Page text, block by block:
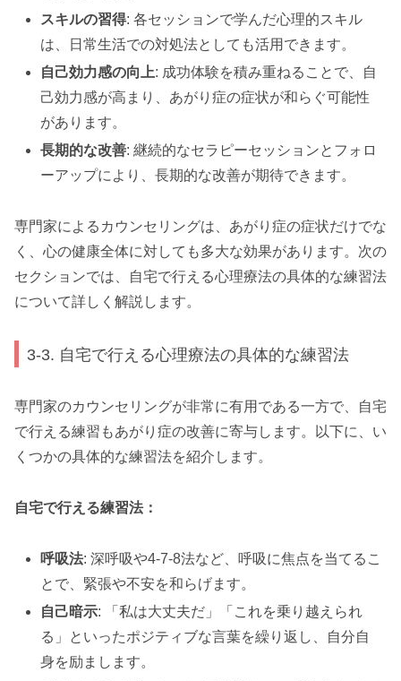
スキルの習得: 各セッションで学んだ心理的スキル
は、日常生活での対処法としても活用できます。
自己効力感の向上: 成功体験を積み重ねることで、自
己効力感が高まり、あがり症の症状が和らぐ可能性
があります。
長期的な改善: 継続的なセラピーセッションとフォロ
ーアップにより、長期的な改善が期待できます。
専門家によるカウンセリングは、あがり症の症状だけでな
く、心の健康全体に対しても多大な効果があります。次の
セクションでは、自宅で行える心理療法の具体的な練習法
について詳しく解説します。
3-3. 自宅で行える心理療法の具体的な練習法
専門家のカウンセリングが非常に有用である一方で、自宅
で行える練習もあがり症の改善に寄与します。以下に、い
くつかの具体的な練習法を紹介します。
自宅で行える練習法：
呼吸法: 深呼吸や4-7-8法など、呼吸に焦点を当てるこ
とで、緊張や不安を和らげます。
自己暗示: 「私は大丈夫だ」「これを乗り越えられ
る」といったポジティブな言葉を繰り返し、自分自
身を励まします。